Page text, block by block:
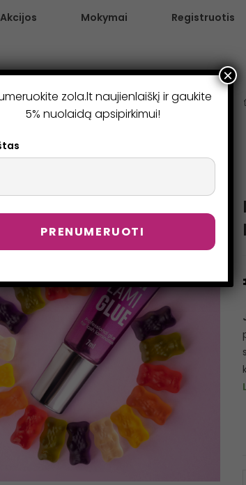
Akcijos Mokymai Registruotis
GLUE
zola.lt naujienlaiškį ir gaukite
5% nuolaidą apsipirkimui!
×